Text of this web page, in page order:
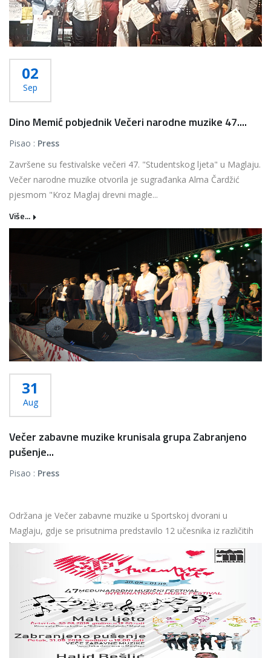
02
Sep
Dino Memić pobjednik Večeri narodne muzike 47....
Pisao : Press
Završene su festivalske večeri 47. "Studentskog ljeta" u Maglaju.
Večer narodne muzike otvorila je sugrađanka Alma Čardžić
pjesmom "Kroz Maglaj drevni magle...
Više...
31
Aug
Večer zabavne muzike krunisala grupa Zabranjeno
pušenje...
Pisao : Press
Održana je Večer zabavne muzike u Sportskoj dvorani u
Maglaju, gdje se prisutnima predstavilo 12 učesnika iz različitih
krajeva Bosne i Hercegovine i...